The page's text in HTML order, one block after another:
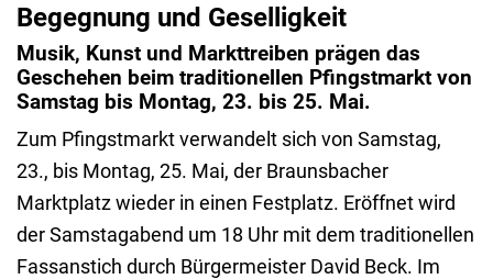
Begegnung und Geselligkeit
Musik, Kunst und Markttreiben prägen das
Geschehen beim traditionellen Pfingstmarkt von
Samstag bis Montag, 23. bis 25. Mai.
Zum Pfingstmarkt verwandelt sich von Samstag,
23., bis Montag, 25. Mai, der Braunsbacher
Marktplatz wieder in einen Festplatz. Eröffnet wird
der Samstagabend um 18 Uhr mit dem traditionellen
Fassanstich durch Bürgermeister David Beck. Im